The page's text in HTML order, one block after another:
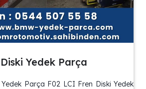
Yedek Parça
Parça F02 LCI Fren Diski Yedek